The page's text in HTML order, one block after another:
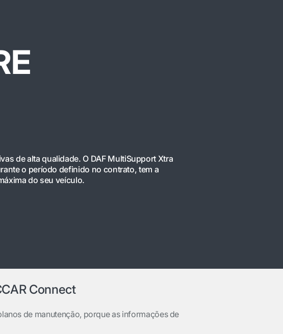
de alta qualidade. O DAF MultiSupport Xtra
o período definido no contrato, tem a
do seu veículo.
Connect
de manutenção, porque as informações de